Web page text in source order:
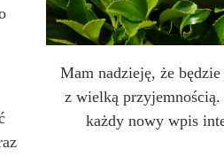
Mam nadzieję, że
z wielką przyjemnością.
każdy nowy wpis